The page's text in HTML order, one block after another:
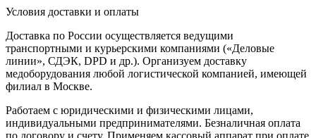
Условия доставки и оплаты
Доставка по России осуществляется ведущими
транспортными и курьерскими компаниями («Деловые
линии», СДЭК, DPD и др.). Организуем доставку
медоборудования любой логистической компанией, имеющей
филиал в Москве.
Работаем с юридическими и физическими лицами,
индивидуальными предпринимателями. Безналичная оплата
по договору и счету. Применяем кассовый аппарат при оплате